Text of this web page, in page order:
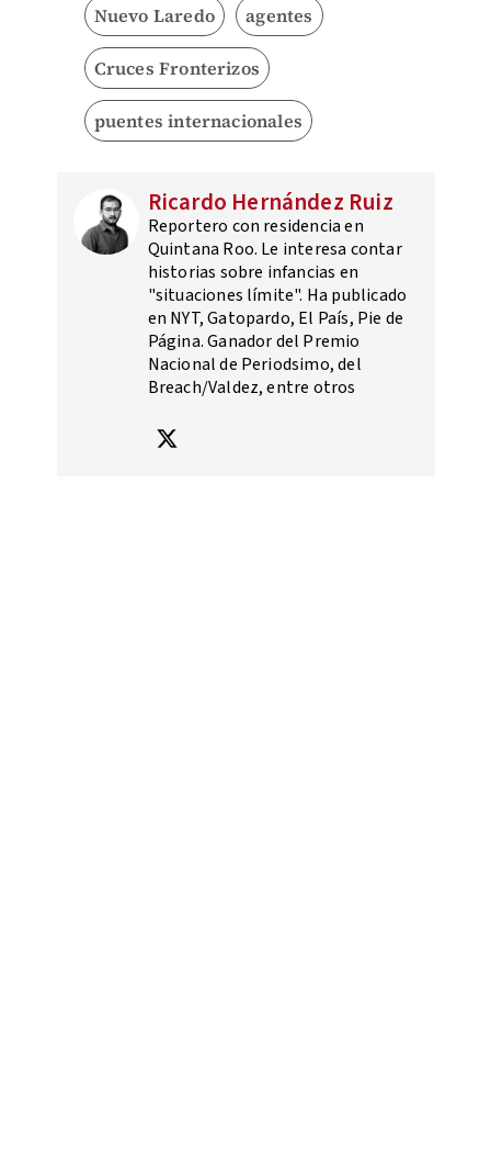
Nuevo Laredo agentes
Cruces Fronterizos
puentes internacionales
Ricardo Hernández Ruiz
Reportero con residencia en
Quintana Roo. Le interesa contar
historias sobre infancias en
"situaciones límite". Ha publicado
en NYT, Gatopardo, El País, Pie de
Página. Ganador del Premio
Nacional de Periodsimo, del
Breach/Valdez, entre otros